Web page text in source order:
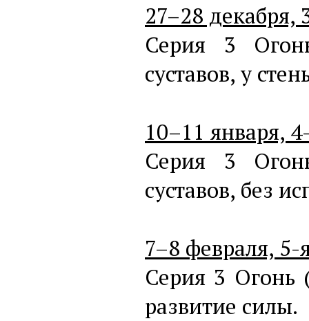
27–28 декабря,
Серия 3
суставов, у
10–11 января,
Серия 3
суставов, без
7–8 февраля, 5-
Серия 3 Огонь
развитие силы.